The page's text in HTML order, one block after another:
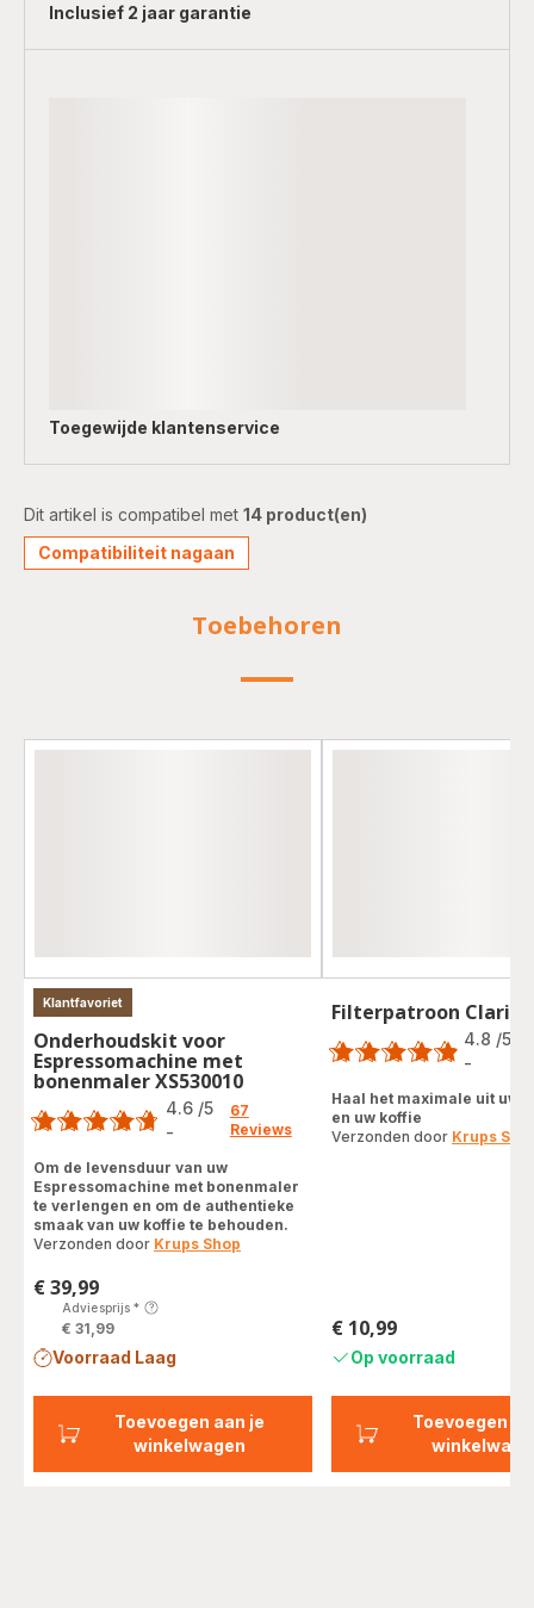
Inclusief 2 jaar garantie
Toegewijde klantenservice
Dit artikel is compatibel met 14 product(en)
Compatibiliteit nagaan
Toebehoren
Toevoegen aan je
winkelwagen
Klantfavoriet
Onderhoudskit voor
Espressomachine met
bonenmaler XS530010
Score
4.6 /5
-
67
Reviews
Om de levensduur van uw
Espressomachine met bonenmaler
te verlengen en om de authentieke
smaak van uw koffie te behouden.
Verzonden door Krups Shop
Prijs
€ 39,99
Adviesprijs*
€ 31,99
Voorraad Laag
Toevoegen
Filterpatroon Claris
Score
4.8 /5
-
Haal het maximale uit uw
en uw koffie
Verzonden door Krups
Prijs
€ 10,99
Op voorraad